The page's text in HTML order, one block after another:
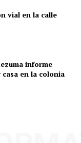
vial en la calle
informe
en la colonia